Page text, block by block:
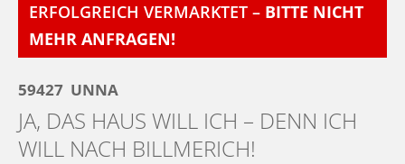
ERFOLGREICH VERMARKTET – BITTE NICHT
MEHR ANFRAGEN!
59427 UNNA
JA, DAS HAUS WILL ICH – DENN ICH
WILL NACH BILLMERICH!